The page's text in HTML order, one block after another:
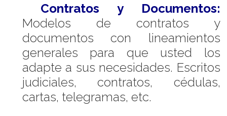
Contratos y Documentos:
Modelos de contratos y
documentos con lineamientos
generales para que usted los
adapte a sus necesidades. Escritos
judiciales, contratos, cédulas,
cartas, telegramas, etc.